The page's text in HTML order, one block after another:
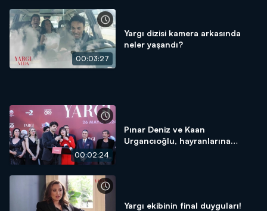
00:03:27
Yargı dizisi kamera arkasında
neler yaşandı?
00:02:24
Pınar Deniz ve Kaan
Urgancıoğlu, hayranlarına
Yargı ekibinin final duyguları!